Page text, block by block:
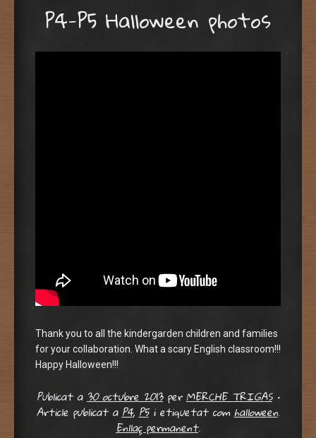
P4-P5 Halloween photos
Thank you to all the kindergarden children and families
for your collaboration. What a scary English classroom!!!
Happy Halloween!!!
Publicat a30 octubre 2013perMERCHE TRIGAS •
Article publicat aP4,P5i etiquetat comhalloween.
Enllaç permanent.